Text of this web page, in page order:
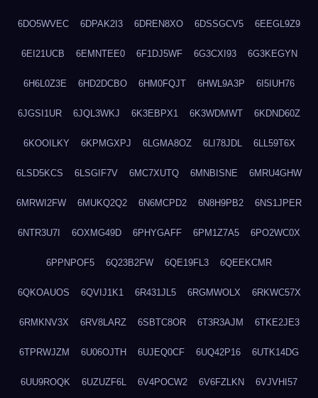
6DO5WVEC 6DPAK2I3 6DREN8XO 6DSSGCV5 6EEGL9Z9
6EI21UCB 6EMNTEE0 6F1DJ5WF 6G3CXI93 6G3KEGYN
6H6L0Z3E 6HD2DCBO 6HM0FQJT 6HWL9A3P 6I5IUH76
6JGSI1UR 6JQL3WKJ 6K3EBPX1 6K3WDMWT 6KDND60Z
6KOOILKY 6KPMGXPJ 6LGMA8OZ 6LI78JDL 6LL59T6X
6LSD5KCS 6LSGIF7V 6MC7XUTQ 6MNBISNE 6MRU4GHW
6MRWI2FW 6MUKQ2Q2 6N6MCPD2 6N8H9PB2 6NS1JPER
6NTR3U7I 6OXMG49D 6PHYGAFF 6PM1Z7A5 6PO2WC0X
6PPNPOF5 6Q23B2FW 6QE19FL3 6QEEKCMR
6QKOAUOS 6QVIJ1K1 6R431JL5 6RGMWOLX 6RKWC57X
6RMKNV3X 6RV8LARZ 6SBTC8OR 6T3R3AJM 6TKE2JE3
6TPRWJZM 6U06OJTH 6UJEQ0CF 6UQ42P16 6UTK14DG
6UU9ROQK 6UZUZF6L 6V4POCW2 6V6FZLKN 6VJVHI57